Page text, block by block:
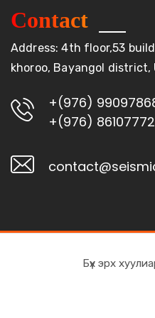
Contact
Address: 4th floor,53
khoroo, Bayangol district,
+(976)
+(976) 86107772
Бүх эрх